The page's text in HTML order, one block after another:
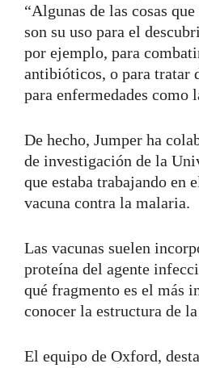
“Algunas de las cosas
son su uso para el
por ejemplo, para
antibióticos, o para tratar
para enfermedades como
De hecho, Jumper ha
de investigación de la
que estaba trabajando en
vacuna contra la malaria.
Las vacunas suelen
proteína del agente
qué fragmento es el más
conocer la estructura de
El equipo de Oxford,